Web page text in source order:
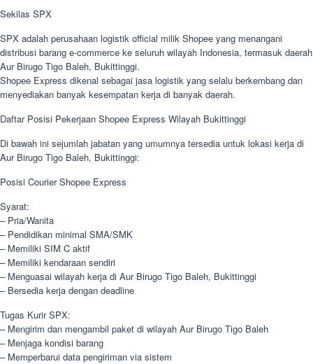
Sekilas SPX
SPX adalah perusahaan logistik official milik Shopee yang menangani
distribusi barang e-commerce ke seluruh wilayah Indonesia, termasuk daerah
Aur Birugo Tigo Baleh, Bukittinggi.
Shopee Express dikenal sebagai jasa logistik yang selalu berkembang dan
menyediakan banyak kesempatan kerja di banyak daerah.
Daftar Posisi Pekerjaan Shopee Express Wilayah Bukittinggi
Di bawah ini sejumlah jabatan yang umumnya tersedia untuk lokasi kerja di
Aur Birugo Tigo Baleh, Bukittinggi:
Posisi Courier Shopee Express
Syarat:
– Pria/Wanita
– Pendidikan minimal SMA/SMK
– Memiliki SIM C aktif
– Memiliki kendaraan sendiri
– Menguasai wilayah kerja di Aur Birugo Tigo Baleh, Bukittinggi
– Bersedia kerja dengan deadline
Tugas Kurir SPX:
– Mengirim dan mengambil paket di wilayah Aur Birugo Tigo Baleh
– Menjaga kondisi barang
– Memperbarui data pengiriman via sistem